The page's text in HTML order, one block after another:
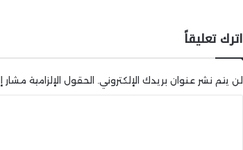
اترك تعليقاً
لن يتم نشر عنوان بريدك الإلكتروني. الحقول الإلزامية مشار